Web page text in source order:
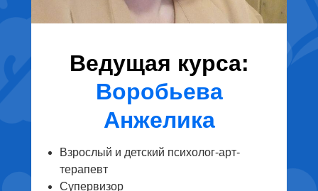
Ведущая курса:
Воробьева
Анжелика
Взрослый и детский психолог-арт-
терапевт
Супервизор